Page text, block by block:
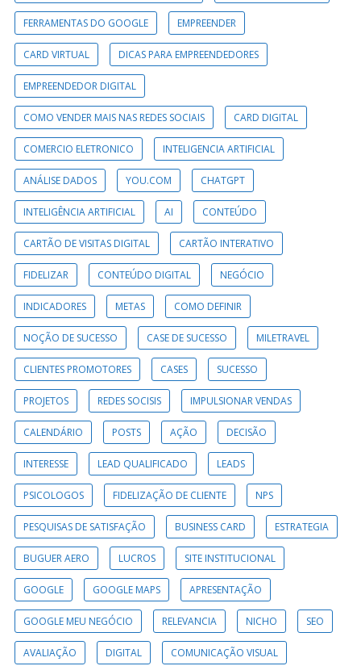
FERRAMENTAS DO GOOGLE EMPREENDER
CARD VIRTUAL DICAS PARA EMPREENDEDORES
EMPREENDEDOR DIGITAL
COMO VENDER MAIS NAS REDES SOCIAIS CARD DIGITAL
COMERCIO ELETRONICO INTELIGENCIA ARTIFICIAL
ANÁLISE DADOS YOU.COM CHATGPT
INTELIGÊNCIA ARTIFICIAL AI CONTEÚDO
CARTÃO DE VISITAS DIGITAL CARTÃO INTERATIVO
FIDELIZAR CONTEÚDO DIGITAL NEGÓCIO
INDICADORES METAS COMO DEFINIR
NOÇÃO DE SUCESSO CASE DE SUCESSO MILETRAVEL
CLIENTES PROMOTORES CASES SUCESSO
PROJETOS REDES SOCISIS IMPULSIONAR VENDAS
CALENDÁRIO POSTS AÇÃO DECISÃO
INTERESSE LEAD QUALIFICADO LEADS
PSICOLOGOS FIDELIZAÇÃO DE CLIENTE NPS
PESQUISAS DE SATISFAÇÃO BUSINESS CARD ESTRATEGIA
BUGUER AERO LUCROS SITE INSTITUCIONAL
GOOGLE GOOGLE MAPS APRESENTAÇÃO
GOOGLE MEU NEGÓCIO RELEVANCIA NICHO SEO
AVALIAÇÃO DIGITAL COMUNICAÇÃO VISUAL